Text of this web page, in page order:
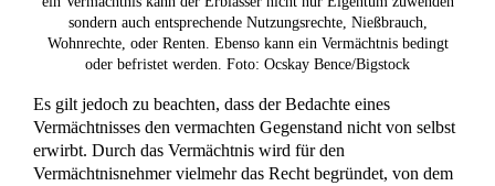
sondern auch entsprechende Nutzungsrechte, Nießbrauch,
Wohnrechte, oder Renten. Ebenso kann ein Vermächtnis bedingt
oder befristet werden. Foto: Ocskay Bence/Bigstock
Es gilt jedoch zu beachten, dass der Bedachte eines
Vermächtnisses den vermachten Gegenstand nicht von selbst
erwirbt. Durch das Vermächtnis wird für den
Vermächtnisnehmer vielmehr das Recht begründet, von dem